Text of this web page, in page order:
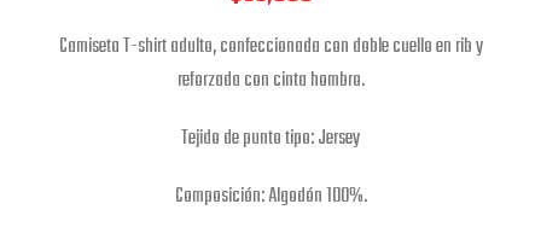
Camiseta T-shirt adulto, confeccionada con doble cuello en rib y
reforzada con cinta hombro.
Tejido de punto tipo: Jersey
Composición: Algodón 100%.